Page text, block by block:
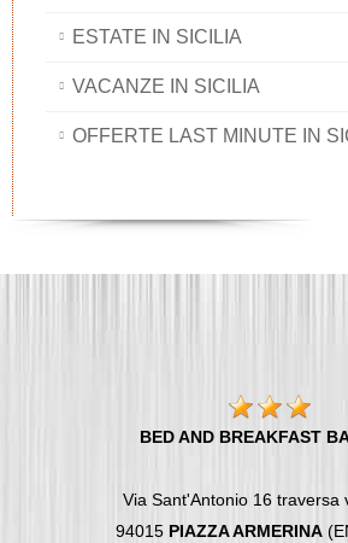
ESTATE IN SICILIA
VACANZE IN SICILIA
OFFERTE LAST MINUTE IN
BED AND BREAKFAST
Via Sant'Antonio 16 traversa
94015 PIAZZA ARMERINA